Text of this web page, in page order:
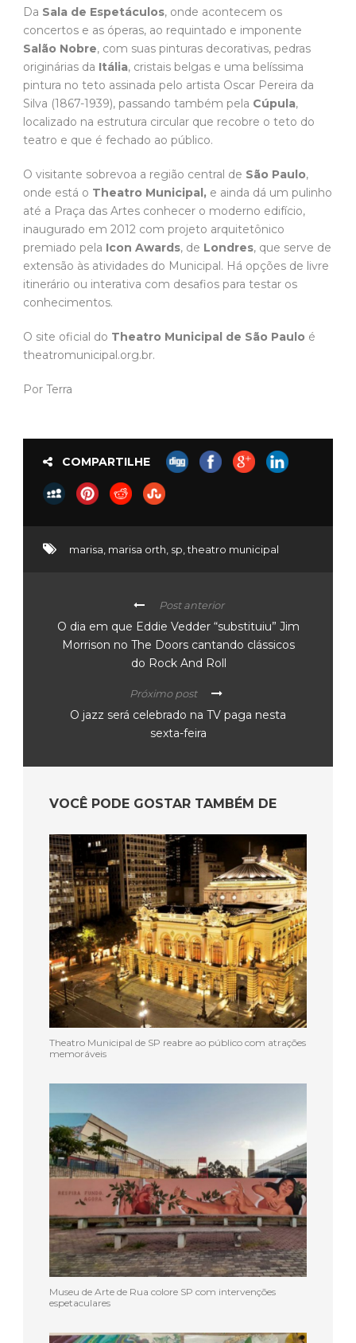
Da Sala de Espetáculos, onde acontecem os
concertos e as óperas, ao requintado e imponente
Salão Nobre, com suas pinturas decorativas, pedras
originárias da Itália, cristais belgas e uma belíssima
pintura no teto assinada pelo artista Oscar Pereira da
Silva (1867-1939), passando também pela Cúpula,
localizado na estrutura circular que recobre o teto do
teatro e que é fechado ao público.
O visitante sobrevoa a região central de São Paulo,
onde está o Theatro Municipal, e ainda dá um pulinho
até a Praça das Artes conhecer o moderno edifício,
inaugurado em 2012 com projeto arquitetônico
premiado pela Icon Awards, de Londres, que serve de
extensão às atividades do Municipal. Há opções de livre
itinerário ou interativa com desafios para testar os
conhecimentos.
O site oficial do Theatro Municipal de São Paulo é
theatromunicipal.org.br.
Por Terra
COMPARTILHE
marisa marisa orth sp theatro municipal
Post anterior
O dia em que Eddie Vedder “substituiu” Jim
Morrison no The Doors cantando clássicos
do Rock And Roll
Próximo post
O jazz será celebrado na TV paga nesta
sexta-feira
VOCÊ PODE GOSTAR TAMBÉM DE
Theatro Municipal de SP reabre ao público com atrações
memoráveis
Museu de Arte de Rua colore SP com intervenções
espetaculares